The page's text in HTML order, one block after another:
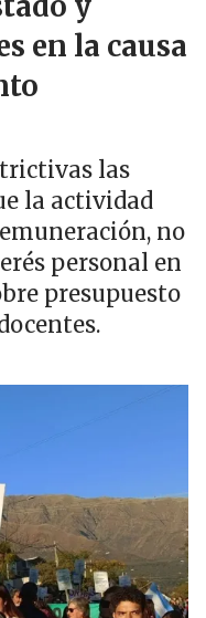
en la causa
las
la actividad
no
personal en
presupuesto